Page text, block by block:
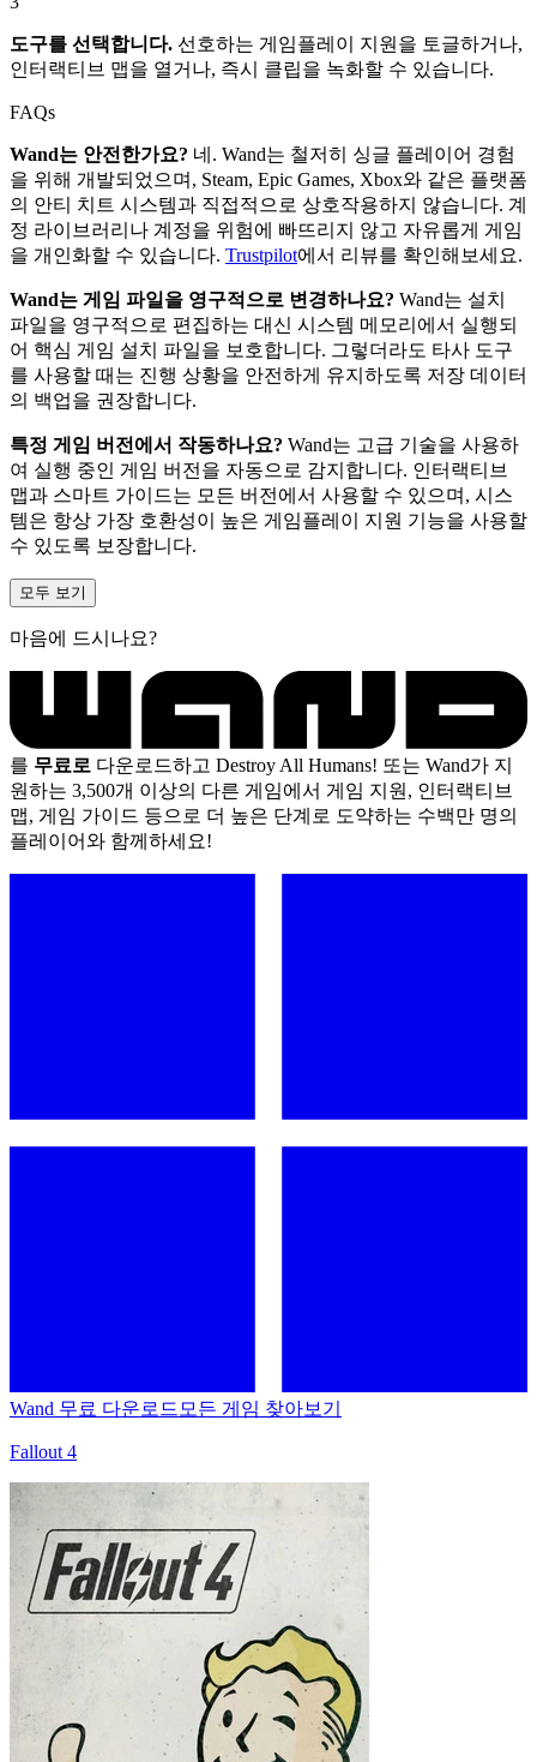
도구를 선택합니다. 선호하는 게임플레이 지원을 토글하거나,
인터랙티브 맵을 열거나, 즉시 클립을 녹화할 수 있습니다.
FAQs
Wand는 안전한가요? 네. Wand는 철저히 싱글 플레이어 경험
을 위해 개발되었으며, Steam, Epic Games, Xbox와 같은 플랫폼
의 안티 치트 시스템과 직접적으로 상호작용하지 않습니다. 계
정 라이브러리나 계정을 위험에 빠뜨리지 않고 자유롭게 게임
을 개인화할 수 있습니다. Trustpilot에서 리뷰를 확인해보세요.
Wand는 게임 파일을 영구적으로 변경하나요? Wand는 설치
파일을 영구적으로 편집하는 대신 시스템 메모리에서 실행되
어 핵심 게임 설치 파일을 보호합니다. 그렇더라도 타사 도구
를 사용할 때는 진행 상황을 안전하게 유지하도록 저장 데이터
의 백업을 권장합니다.
특정 게임 버전에서 작동하나요? Wand는 고급 기술을 사용하
여 실행 중인 게임 버전을 자동으로 감지합니다. 인터랙티브
맵과 스마트 가이드는 모든 버전에서 사용할 수 있으며, 시스
템은 항상 가장 호환성이 높은 게임플레이 지원 기능을 사용할
수 있도록 보장합니다.
모두 보기
마음에 드시나요?
를 무료로 다운로드하고 Destroy All Humans! 또는 Wand가 지
원하는 3,500개 이상의 다른 게임에서 게임 지원, 인터랙티브
맵, 게임 가이드 등으로 더 높은 단계로 도약하는 수백만 명의
플레이어와 함께하세요!
Wand 무료 다운로드 모든 게임 찾아보기
Fallout 4